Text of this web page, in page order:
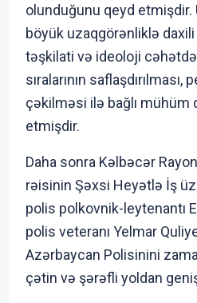
olunduğunu qeyd
böyük uzaqgörənliklə daxili
təşkilati və ideoloji
sıralarının saflaşdırılması,
çəkilməsi ilə bağlı mühüm
etmişdir.
Daha sonra Kəlbəcər
rəisinin Şəxsi Heyətlə İş
polis polkovnik-leytenantı
polis veteranı Yelmar
Azərbaycan Polisinini
çətin və şərəfli yoldan